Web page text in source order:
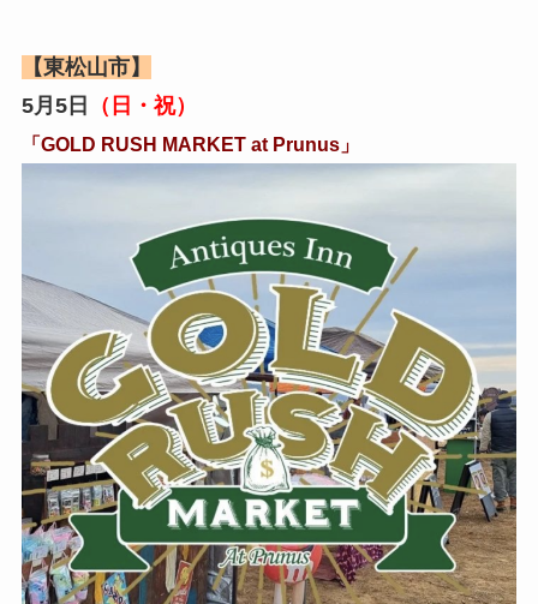
【東松山市】
5月5日
（日・祝）
「GOLD RUSH MARKET at Prunus」